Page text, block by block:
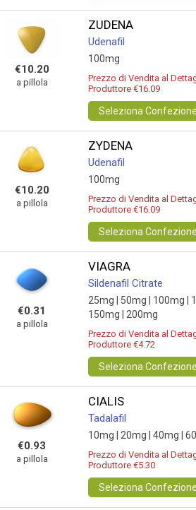
€10.20
a pillola
ZUDENA
Udenafil
100mg
Prezzo di Vendita al
Produttore €16.09
Seleziona Confezione
€10.20
a pillola
ZYDENA
Udenafil
100mg
Prezzo di Vendita al
Produttore €16.09
Seleziona Confezione
€0.31
a pillola
VIAGRA
Sildenafil Citrate
25mg | 50mg | 100mg |
150mg |
200mg
Prezzo di Vendita al
Produttore €4.72
Seleziona Confezione
€0.93
a pillola
CIALIS
Tadalafil
10mg | 20mg | 40mg |
Prezzo di Vendita al
Produttore €5.30
Seleziona Confezione